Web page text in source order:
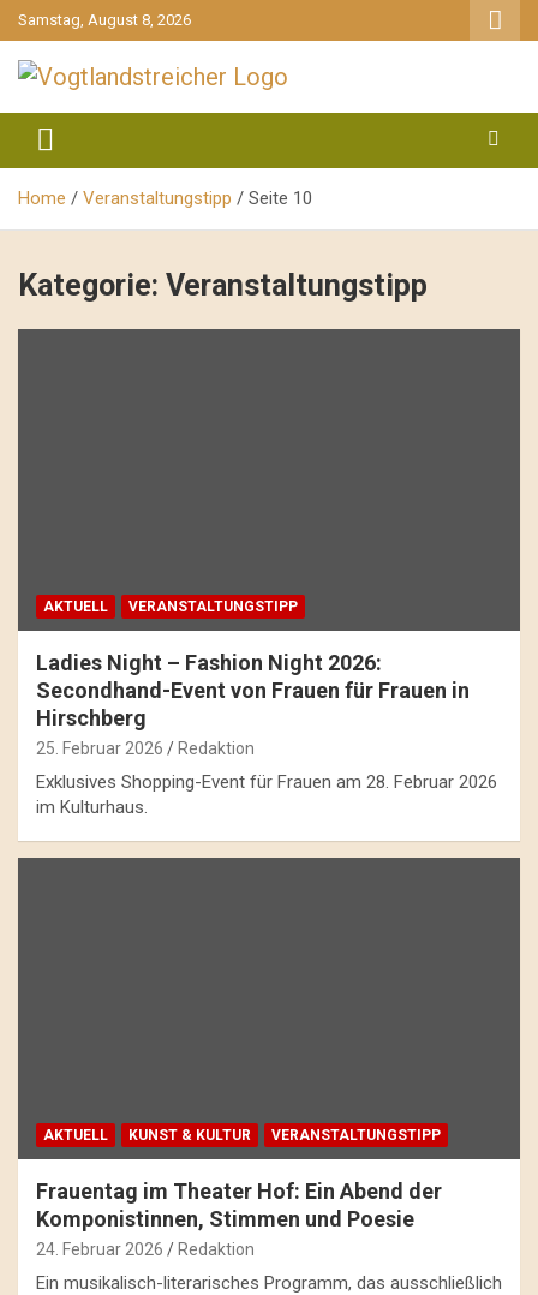
gehe
zum
Inhalt
Samstag, August 8, 2026
Vogtlandstreicher
Home Veranstaltungstipp Seite 10
Kategorie: Veranstaltungstipp
AKTUELL VERANSTALTUNGSTIPP
Ladies Night – Fashion Night 2026:
Secondhand-Event von Frauen für Frauen in
Hirschberg
25. Februar 2026 Redaktion
Exklusives Shopping-Event für Frauen am 28. Februar 2026
im Kulturhaus.
AKTUELL KUNST & KULTUR VERANSTALTUNGSTIPP
Frauentag im Theater Hof: Ein Abend der
Komponistinnen, Stimmen und Poesie
24. Februar 2026 Redaktion
Ein musikalisch-literarisches Programm, das ausschließlich